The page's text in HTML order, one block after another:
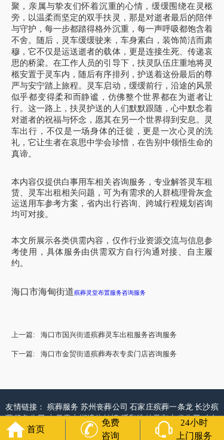
聚，亲属与挚友们怀着沉重的心情，缓缓围绕在灵柩
旁，以温柔而坚定的双手扶灵，那是对逝者最后的陪伴
与守护，每一步都踏得格外沉重，每一声呼吸都饱含着
不舍。随后，灵车缓缓驶来，车身素白，装饰简洁而肃
穆，它不仅是运送逝者的载体，更是连接生死、传递哀
思的桥梁。在工作人员的引导下，扶灵队伍庄重地将灵
柩安置于灵车内，随后有序排列，护送着这份最后的尊
严与安宁踏上旅程。灵车启动，缓缓前行，沿途的风景
似乎都变得柔和而静谧，仿佛整个世界都在为逝者让
行。这一路上，扶灵护送的人们默默跟随，心中默念着
对逝者的祝福与怀念，愿其在另一个世界得到安息。灵
车出行，不仅是一场身体的迁徙，更是一次心灵的洗
礼，它让生者在哀思中学会珍惜，在告别中领悟生命的
真谛。
本内容仅提供白事用车相关咨询服务，专业解答灵车租
赁、灵车出租相关问题，可为有需求的人群梳理骨灰盒
运送用车参考方案，省内出行咨询、跨城行程规划咨询
均可对接。
本文所展示各类供需内容，仅作行业资源交流与信息参
考使用，具体服务由供需双方自行沟通对接、自主履
约。
海口市海甸街道殡葬灵堂布置服务咨询服务
上一篇: 海口市国兴街道殡葬灵车出租服务咨询服务
下一篇: 海口市金贸街道殡葬寿衣专卖门店咨询服务
友情链接： 殡葬服务 苏州丧葬公司石家庄殡葬一条龙长沙殡
葬服务公司南昌青山湖遗体转运呼和浩特灵车出租公司哈尔
滨道里区丧葬用品
西宁城东区白事服务
潍坊奎文区殡仪馆服
首页
免费
咨询
24小时
上门服务